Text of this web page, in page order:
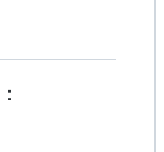
：